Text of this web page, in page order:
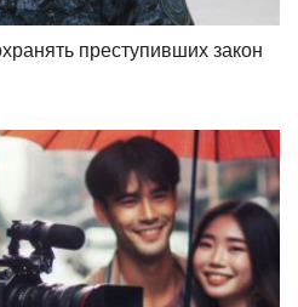
преступивших закон